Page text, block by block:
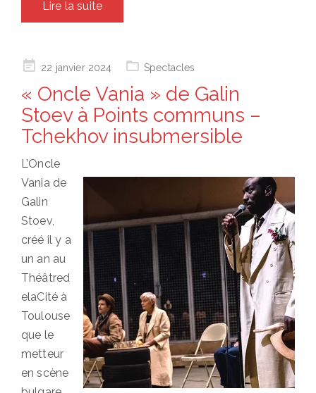
Lire la suite
Posted22 janvier 2024 Spectacles
« Oncle Vania » de Galin
Stoev à Points communs –
Tchekhov insubmersible
L’Oncle
Vania de
Galin
Stoev,
créé il y a
un an au
Théâtred
elaCité à
Toulouse
que le
metteur
en scène